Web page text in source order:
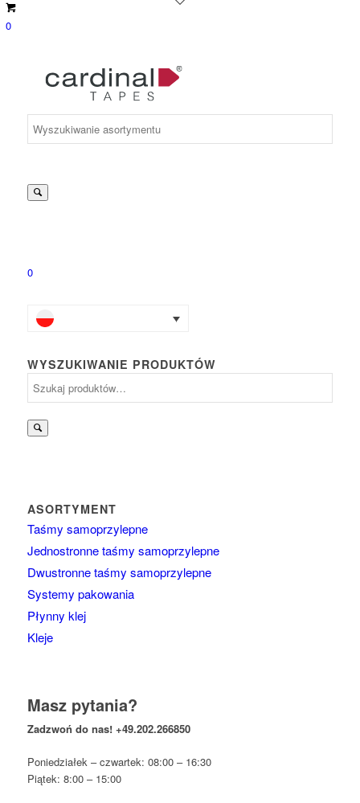
0
Suche
0
WYSZUKIWANIE PRODUKTÓW
ASORTYMENT
Taśmy samoprzylepne
Jednostronne taśmy samoprzylepne
Dwustronne taśmy samoprzylepne
Systemy pakowania
Płynny klej
Kleje
Masz pytania?
Zadzwoń do nas! +49.202.266850
Poniedziałek – czwartek: 08:00 – 16:30
Piątek: 8:00 – 15:00